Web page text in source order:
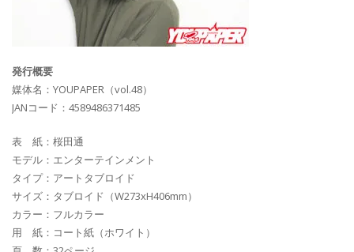
発行概要
媒体名：YOUPAPER（vol.48）
JANコード：4589486371485
表 紙：桜田通
モデル：エンターテインメント
タイプ：アートタブロイド
サイズ：タブロイド（W273xH406mm）
カラー：フルカラー
用 紙：コート紙（ホワイト）